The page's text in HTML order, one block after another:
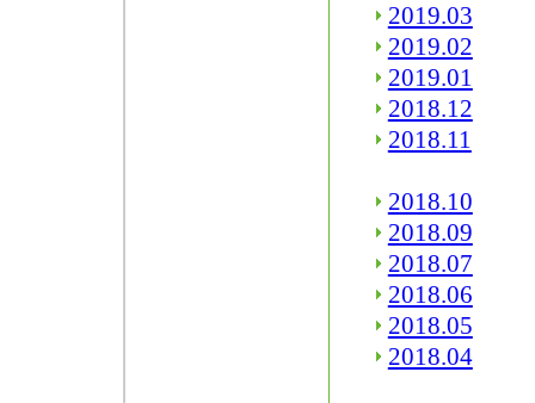
2019.03
2019.02
2019.01
2018.12
2018.11
2018.10
2018.09
2018.07
2018.06
2018.05
2018.04